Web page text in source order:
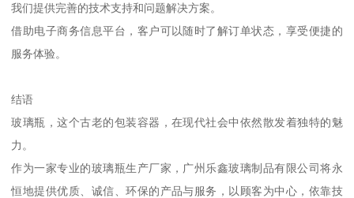
我们提供完善的技术支持和问题解决方案。
借助电子商务信息平台，客户可以随时了解订单状态，享受便捷的
服务体验。
结语
玻璃瓶，这个古老的包装容器，在现代社会中依然散发着独特的魅
力。
作为一家专业的玻璃瓶生产厂家，广州乐鑫玻璃制品有限公司将永
恒地提供优质、诚信、环保的产品与服务，以顾客为中心，依靠技